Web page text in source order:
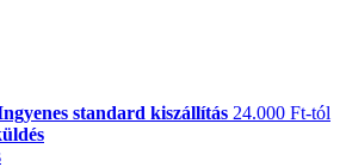
standard kiszállítás 24.000 Ft-tól